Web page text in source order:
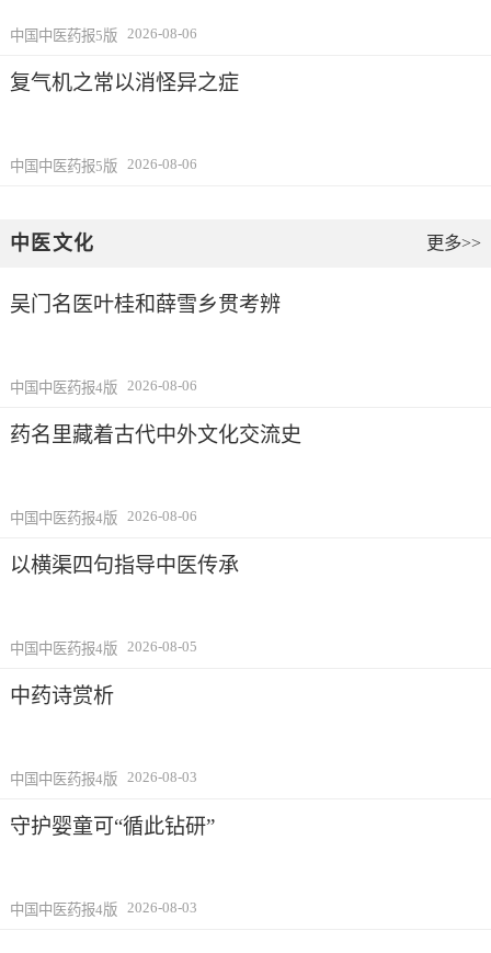
中国中医药报5版 2026-08-06
复气机之常以消怪异之症
中国中医药报5版 2026-08-06
中医文化 更多>>
吴门名医叶桂和薛雪乡贯考辨
中国中医药报4版 2026-08-06
药名里藏着古代中外文化交流史
中国中医药报4版 2026-08-06
以横渠四句指导中医传承
中国中医药报4版 2026-08-05
中药诗赏析
中国中医药报4版 2026-08-03
守护婴童可“循此钻研”
中国中医药报4版 2026-08-03